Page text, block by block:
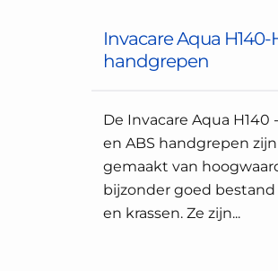
Invacare Aqua H140-
handgrepen
De Invacare Aqua
en ABS handgrepen
gemaakt van
bijzonder goed
en krassen. Ze zijn...